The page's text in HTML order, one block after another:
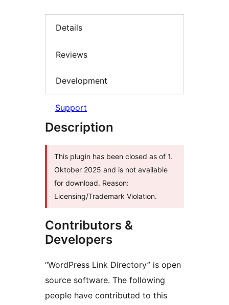
Details
Reviews
Development
Support
Description
This plugin has been closed as of 1.
Oktober 2025 and is not available
for download. Reason:
Licensing/Trademark Violation.
Contributors &
Developers
“WordPress Link Directory” is open
source software. The following
people have contributed to this